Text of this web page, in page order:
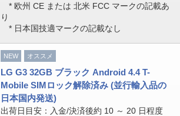
* 欧州 CE または 北米 FCC マークの記載あ
り
* 日本国技適マークの記載なし
NEW オススメ
LG G3 32GB ブラック Android 4.4 T-
Mobile SIMロック解除済み (並行輸入品の
日本国内発送)
出荷日目安：入金/決済後約 10 ～ 20 日程度